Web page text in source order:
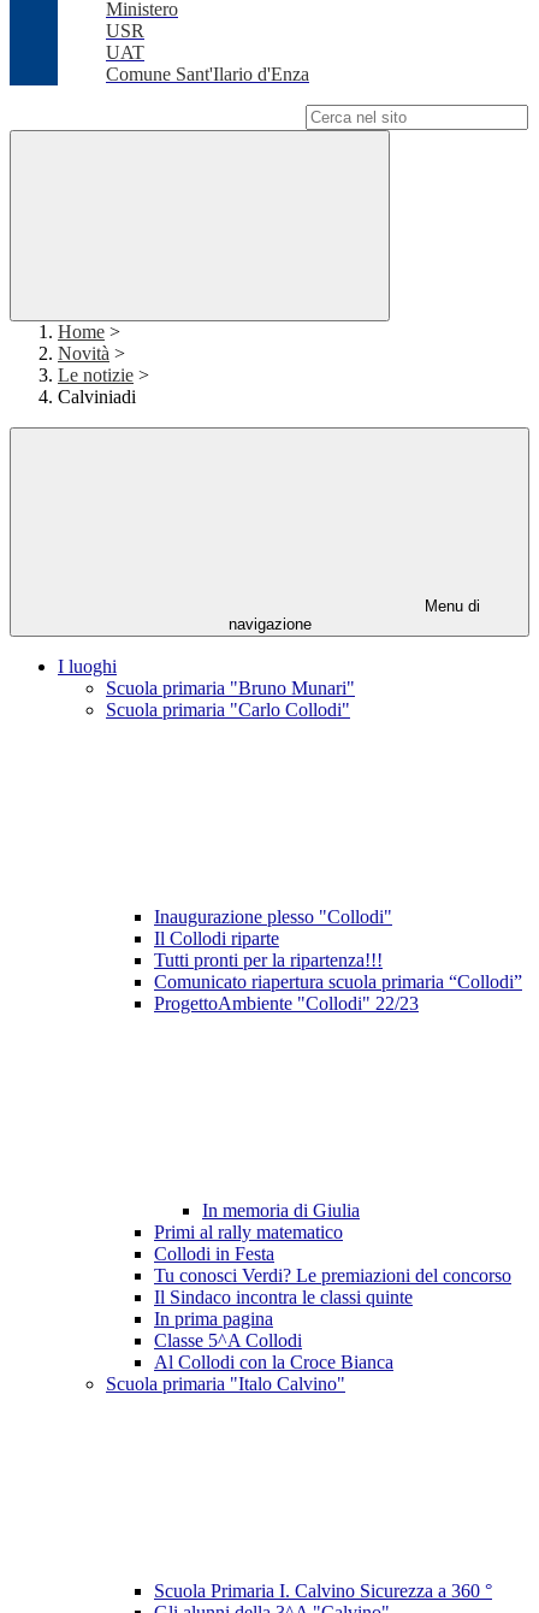
Ministero
USR
UAT
Comune Sant'Ilario d'Enza
Home >
Novità >
Le notizie >
Calviniadi
Menu di
navigazione
I luoghi
Scuola primaria "Bruno Munari"
Scuola primaria "Carlo Collodi"
Inaugurazione plesso "Collodi"
Il Collodi riparte
Tutti pronti per la ripartenza!!!
Comunicato riapertura scuola primaria “Collodi”
ProgettoAmbiente "Collodi" 22/23
In memoria di Giulia
Primi al rally matematico
Collodi in Festa
Tu conosci Verdi? Le premiazioni del concorso
Il Sindaco incontra le classi quinte
In prima pagina
Classe 5^A Collodi
Al Collodi con la Croce Bianca
Scuola primaria "Italo Calvino"
Scuola Primaria I. Calvino Sicurezza a 360 °